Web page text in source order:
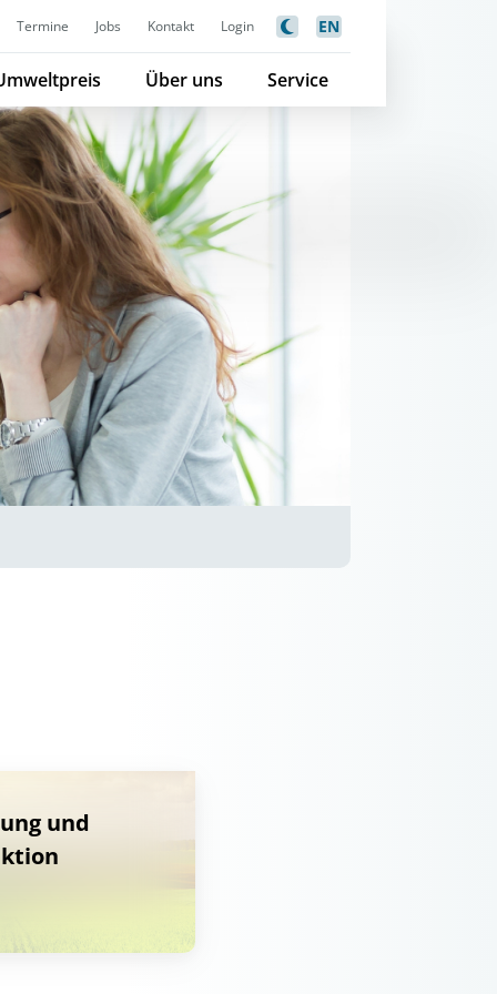
Termine Jobs Kontakt Login EN
Über uns Service
und